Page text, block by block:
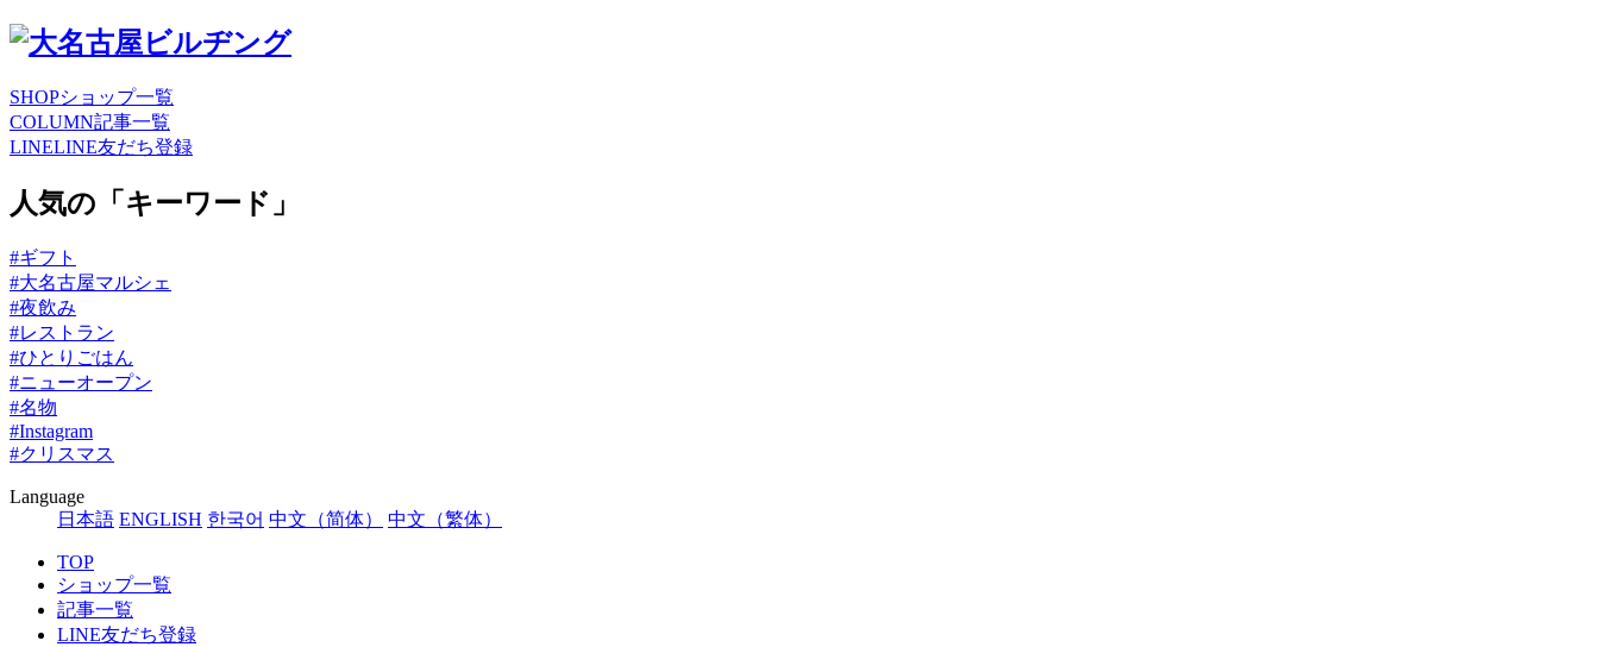
SHOPショップ一覧
COLUMN記事一覧
LINELINE友だち登録
人気の「キーワード」
#ギフト
#大名古屋マルシェ
#夜飲み
#レストラン
#ひとりごはん
#ニューオープン
#名物
#Instagram
#クリスマス
Language
日本語 ENGLISH 한국어 中文（简体） 中文（繁体）
TOP
ショップ一覧
記事一覧
LINE友だち登録